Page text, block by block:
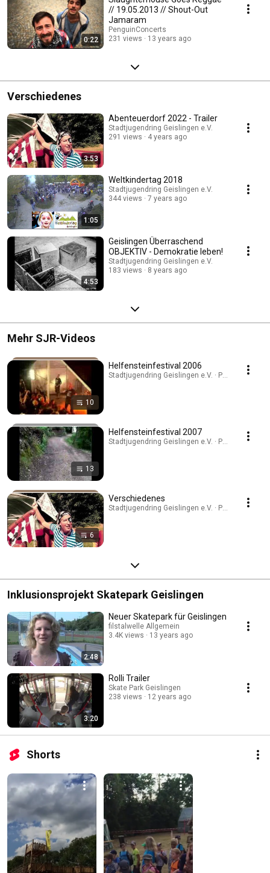
0:22
// 19.05.2013 // Shout-Out
Jamaram
PenguinConcerts
231 views
13 years ago
Verschiedenes
3:53
Abenteuerdorf 2022 - Trailer
Stadtjugendring Geislingen e.V.
291 views
4 years ago
1:05
Weltkindertag 2018
Stadtjugendring Geislingen e.V.
344 views
7 years ago
4:53
Geislingen Überraschend
OBJEKTIV - Demokratie leben!
Stadtjugendring Geislingen e.V.
183 views
8 years ago
Mehr SJR-Videos
10
Helfensteinfestival 2006
Stadtjugendring Geislingen e.V. · Playlist
13
Helfensteinfestival 2007
Stadtjugendring Geislingen e.V. · Playlist
6
Verschiedenes
Stadtjugendring Geislingen e.V. · Playlist
Inklusionsprojekt Skatepark Geislingen
2:48
Neuer Skatepark für Geislingen
filstalwelle Allgemein
3.4K views
13 years ago
3:20
Rolli Trailer
Skate Park Geislingen
238 views
12 years ago
Shorts